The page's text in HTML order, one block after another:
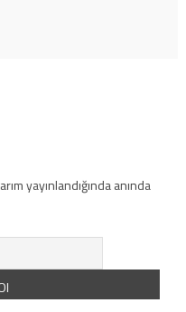
yayınlandığında anında